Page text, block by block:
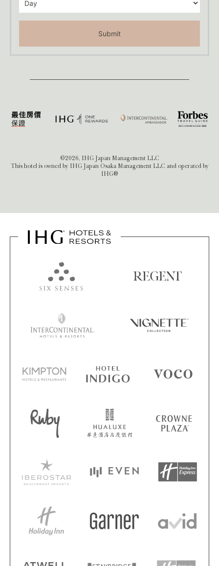
Submit
©2026, IHG Japan Management LLC
This hotel is owned by IHG Japan Osaka Management LLC and operated by
IHG®